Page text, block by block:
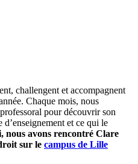
challengent et accompagnent
Chaque mois, nous
pour découvrir son
et ce qui le
nous avons rencontré Clare
sur le campus de Lille